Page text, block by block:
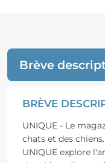
Brève
BRÈVE
UNIQUE - Le
chats et des
UNIQUE explore